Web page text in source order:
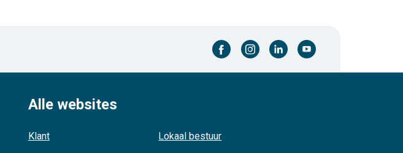
facebook-cirkel instagram-cirkel linkedin-cirkel youtube-cirkel
Alle websites
Klant Lokaal bestuur